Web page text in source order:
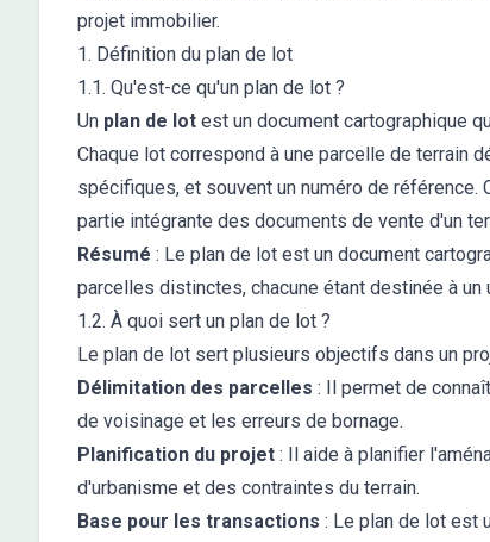
projet immobilier.
1. Définition du plan de lot
1.1. Qu'est-ce qu'un plan de lot ?
Un plan de lot est un document cartographique
Chaque lot correspond à une parcelle de terrain
spécifiques, et souvent un numéro de
partie intégrante des documents de vente d'un
Résumé : Le plan de lot est un document
parcelles distinctes, chacune étant destinée à un
1.2. À quoi sert un plan de lot ?
Le plan de lot sert plusieurs objectifs dans un
Délimitation des parcelles : Il permet de
de voisinage et les erreurs de bornage.
Planification du projet : Il aide à planifier
d'urbanisme et des contraintes du terrain.
Base pour les transactions : Le plan de lot est